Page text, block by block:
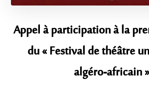
Appel à participation à la
du « Festival de théâtre
algéro-africain »